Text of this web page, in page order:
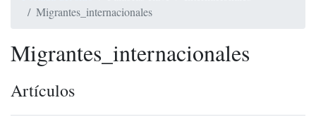
Migrantes_internacionales
Migrantes_internacionales
Artículos